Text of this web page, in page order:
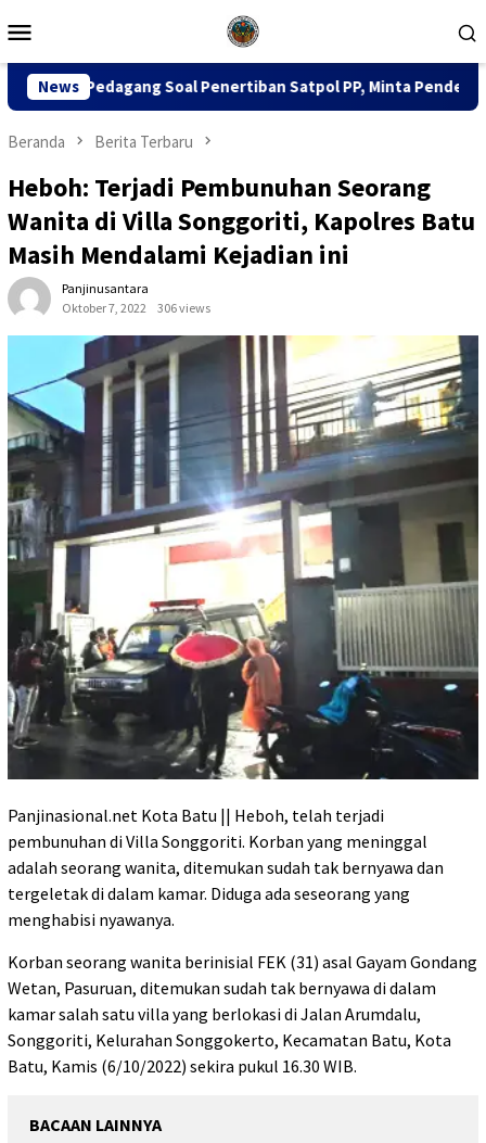
ke
Mobile
News
Penertiban Satpol PP, Minta Pendekatan Humanis
Beranda Berita Terbaru
Heboh: Terjadi Pembunuhan Seorang
Wanita di Villa Songgoriti, Kapolres Batu
Masih Mendalami Kejadian ini
Panjinusantara
Oktober 7, 2022
306 views
Panjinasional.net Kota Batu || Heboh, telah terjadi
pembunuhan di Villa Songgoriti. Korban yang meninggal
adalah seorang wanita, ditemukan sudah tak bernyawa dan
tergeletak di dalam kamar. Diduga ada seseorang yang
menghabisi nyawanya.
Korban seorang wanita berinisial FEK (31) asal Gayam Gondang
Wetan, Pasuruan, ditemukan sudah tak bernyawa di dalam
kamar salah satu villa yang berlokasi di Jalan Arumdalu,
Songgoriti, Kelurahan Songgokerto, Kecamatan Batu, Kota
Batu, Kamis (6/10/2022) sekira pukul 16.30 WIB.
BACAAN LAINNYA